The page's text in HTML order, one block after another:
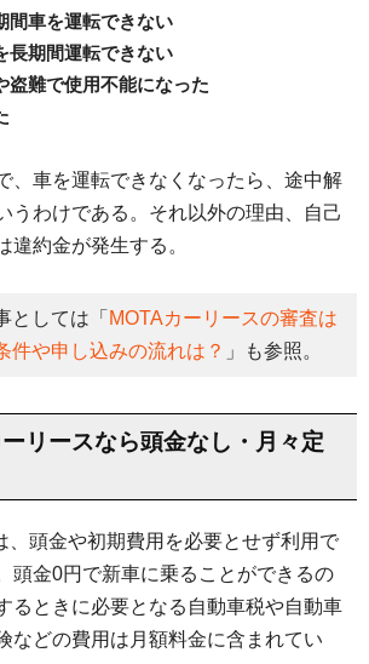
間車を運転できない
長期間運転できない
盗難で使用不能になった
、車を運転できなくなったら、途中解
うわけである。それ以外の理由、自己
違約金が発生する。
としては「 MOTAカーリースの審査は
件や申し込みの流れは？ 」も参照。
リースなら頭金なし・月々定
、頭金や初期費用を必要とせず利用で
頭金0円で新車に乗ることができるの
るときに必要となる自動車税や自動車
などの費用は月額料金に含まれてい